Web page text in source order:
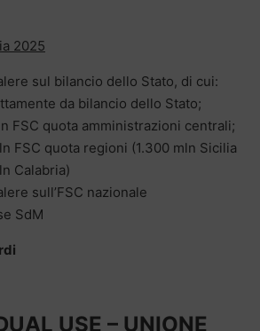
2025
sul bilancio dello Stato, di cui:
da bilancio dello Stato;
FSC quota amministrazioni centrali;
FSC quota regioni (1.300 mln Sicilia
Calabria)
sull’FSC nazionale
SdM
USE – UNIONE